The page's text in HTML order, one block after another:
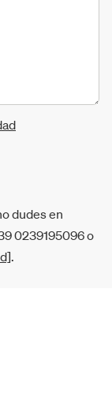
dudes en
0239195096 o
.